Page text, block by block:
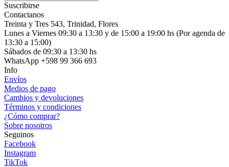
Suscribirse
Contactanos
Treinta y Tres 543, Trinidad, Flores
Lunes a Viernes 09:30 a 13:30 y de 15:00 a 19:00 hs (Por agenda de
13:30 a 15:00)
Sábados de 09:30 a 13:30 hs
WhatsApp +598 99 366 693
Info
Envíos
Medios de pago
Cambios y devoluciones
Términos y condiciones
¿Cómo comprar?
Sobre nosotros
Seguinos
Facebook
Instagram
TikTok